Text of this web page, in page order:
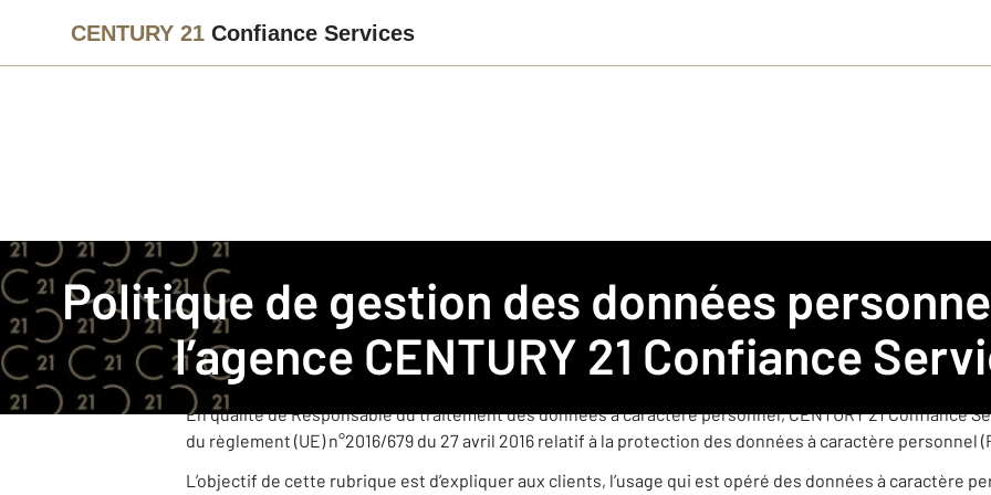
CENTURY 21 Confiance Services
Politique de gestion des données personnelles pour
l’agence CENTURY 21 Confiance
Immobilier Politique de gestion des données personnelles pour l’agence CENTURY 21 Confiance Services
CENTURY 21 Confiance Services est une agence immobilière franchisée membre du réseau de franchise
Cette agence, juridiquement et financièrement indépendante est amenée à collecter et traiter des
dans le cadre de ses activités.
En qualité de Responsable du traitement des données à caractère personnel, CENTURY 21 Confiance
du règlement (UE) n°2016/679 du 27 avril 2016 relatif à la protection des données à caractère personnel
L’objectif de cette rubrique est d’expliquer aux clients, l’usage qui est opéré des données à caractère